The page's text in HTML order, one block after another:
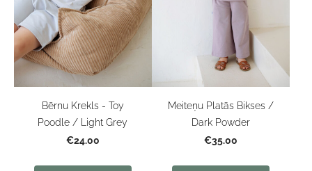
Bērnu Krekls - Toy
Poodle / Light Grey
€24.00
Meiteņu Platās Bikses /
Dark Powder
€35.00